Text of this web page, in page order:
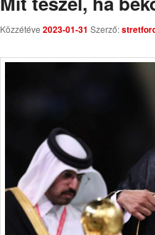
Közzétéve 2023-01-31 Szerző: